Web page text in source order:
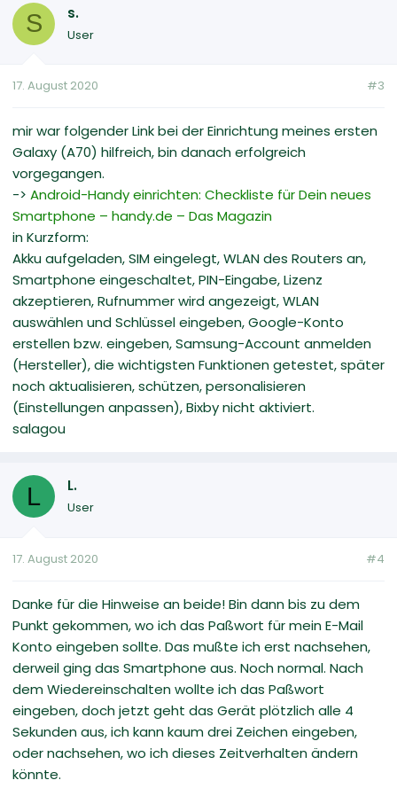
S s.
User
17. August 2020 #3
mir war folgender Link bei der Einrichtung meines ersten
Galaxy (A70) hilfreich, bin danach erfolgreich
vorgegangen.
-> Android-Handy einrichten: Checkliste für Dein neues
Smartphone – handy.de – Das Magazin
in Kurzform:
Akku aufgeladen, SIM eingelegt, WLAN des Routers an,
Smartphone eingeschaltet, PIN-Eingabe, Lizenz
akzeptieren, Rufnummer wird angezeigt, WLAN
auswählen und Schlüssel eingeben, Google-Konto
erstellen bzw. eingeben, Samsung-Account anmelden
(Hersteller), die wichtigsten Funktionen getestet, später
noch aktualisieren, schützen, personalisieren
(Einstellungen anpassen), Bixby nicht aktiviert.
salagou
L L.
User
17. August 2020 #4
Danke für die Hinweise an beide! Bin dann bis zu dem
Punkt gekommen, wo ich das Paßwort für mein E-Mail
Konto eingeben sollte. Das mußte ich erst nachsehen,
derweil ging das Smartphone aus. Noch normal. Nach
dem Wiedereinschalten wollte ich das Paßwort
eingeben, doch jetzt geht das Gerät plötzlich alle 4
Sekunden aus, ich kann kaum drei Zeichen eingeben,
oder nachsehen, wo ich dieses Zeitverhalten ändern
könnte.